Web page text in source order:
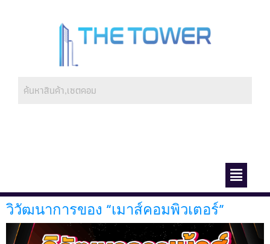
วิวัฒนาการของ “เมาส์คอมพิวเตอร์”